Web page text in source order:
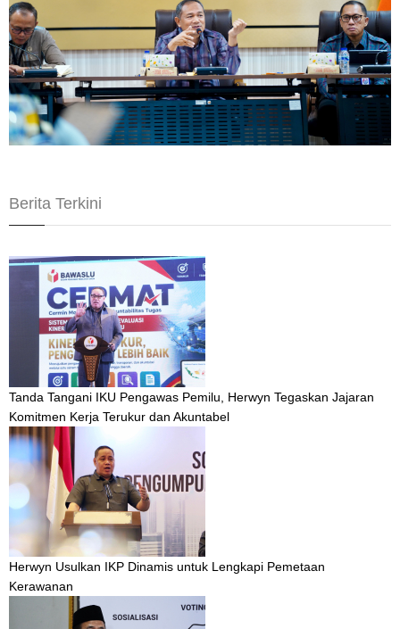
Berita Terkini
Tanda Tangani IKU Pengawas Pemilu, Herwyn Tegaskan Jajaran
Komitmen Kerja Terukur dan Akuntabel
Herwyn Usulkan IKP Dinamis untuk Lengkapi Pemetaan
Kerawanan